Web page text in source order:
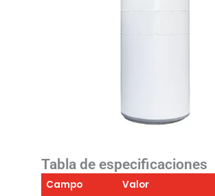
Tabla de especificaciones
Campo
Valor